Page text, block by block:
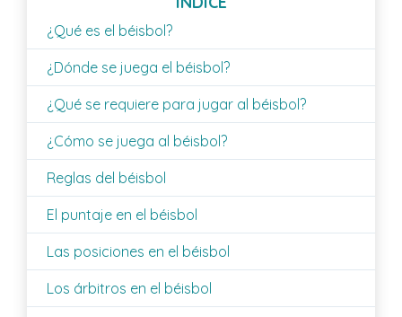
¿Qué es el béisbol?
¿Dónde se juega el béisbol?
¿Qué se requiere para jugar al béisbol?
¿Cómo se juega al béisbol?
Reglas del béisbol
El puntaje en el béisbol
Las posiciones en el béisbol
Los árbitros en el béisbol